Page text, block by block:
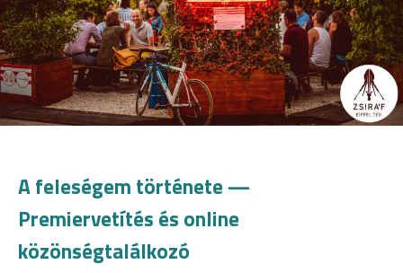
A feleségem története —
Premiervetítés és online
közönségtalálkozó